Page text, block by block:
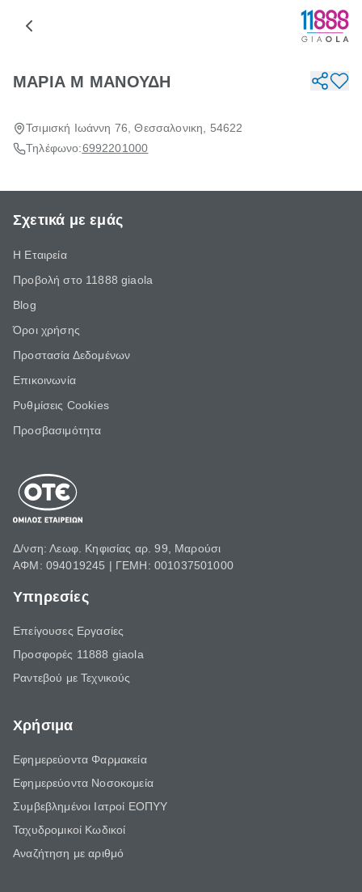
ΜΑΡΙΑ Μ ΜΑΝΟΥΔΗ
Τσιμισκή Ιωάννη 76, Θεσσαλονικη, 54622
Τηλέφωνο:6992201000
Σχετικά με εμάς
Η Εταιρεία
Προβολή στο 11888 giaola
Blog
Όροι χρήσης
Προστασία Δεδομένων
Επικοινωνία
Ρυθμίσεις Cookies
Προσβασιμότητα
Δ/νση: Λεωφ. Κηφισίας αρ. 99, Μαρούσι
ΑΦΜ: 094019245 | ΓΕΜΗ: 001037501000
Υπηρεσίες
Επείγουσες Εργασίες
Προσφορές 11888 giaola
Ραντεβού με Τεχνικούς
Χρήσιμα
Εφημερεύοντα Φαρμακεία
Εφημερεύοντα Νοσοκομεία
Συμβεβλημένοι Ιατροί ΕΟΠΥΥ
Ταχυδρομικοί Κωδικοί
Αναζήτηση με αριθμό